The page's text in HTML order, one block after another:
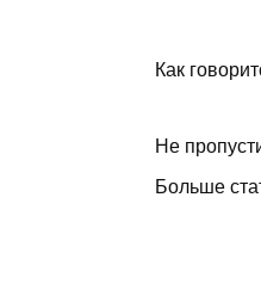
Как
Не
Больше